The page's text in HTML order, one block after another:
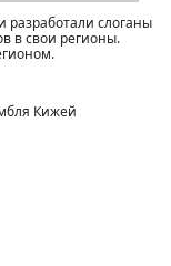
разработали слоганы
в свои регионы.
Кижей